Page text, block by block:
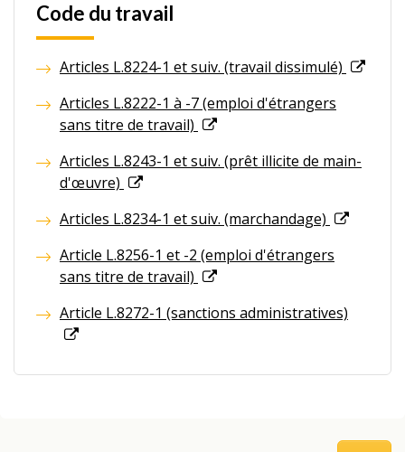
Code du travail
Articles L.8224-1 et suiv. (travail dissimulé)
Articles L.8222-1 à -7 (emploi d'étrangers
sans titre de travail)
Articles L.8243-1 et suiv. (prêt illicite de main-
d'œuvre)
Articles L.8234-1 et suiv. (marchandage)
Article L.8256-1 et -2 (emploi d'étrangers
sans titre de travail)
Article L.8272-1 (sanctions administratives)